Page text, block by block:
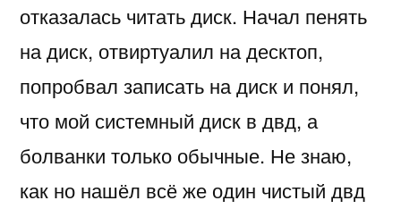
отказалась читать диск. Начал пенять
на диск, отвиртуалил на десктоп,
попробвал записать на диск и понял,
что мой системный диск в двд, а
болванки только обычные. Не знаю,
как но нашёл всё же один чистый двд